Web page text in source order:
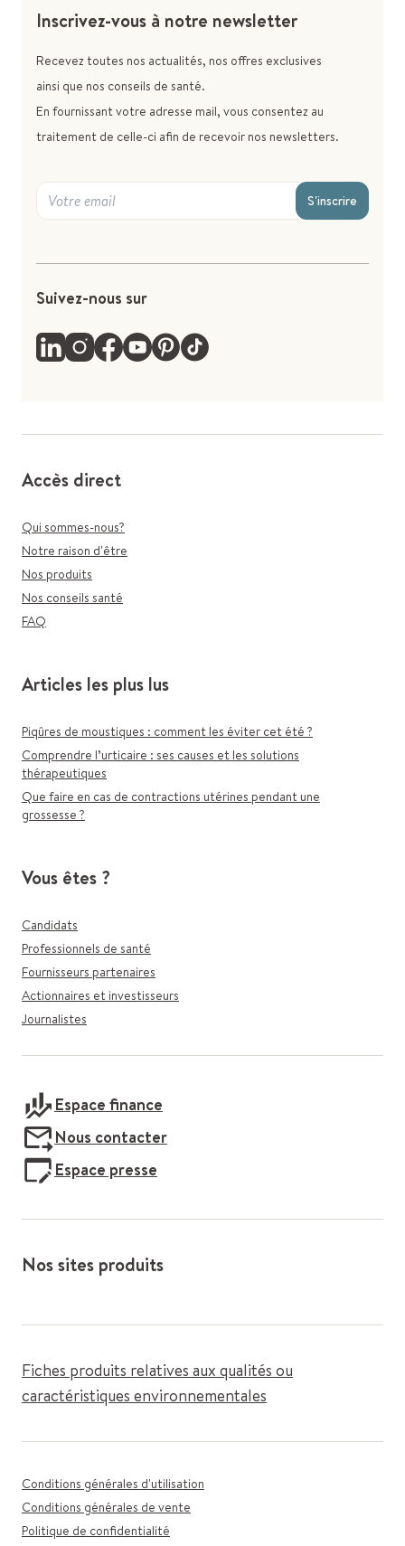
Inscrivez-vous à notre newsletter
Recevez toutes nos actualités, nos offres exclusives
ainsi que nos conseils de santé.
En fournissant votre adresse mail, vous consentez au
traitement de celle-ci afin de recevoir nos newsletters.
S'inscrire
Suivez-nous sur
Accès direct
Qui sommes-nous?
Notre raison d'être
Nos produits
Nos conseils santé
FAQ
Articles les plus lus
Piqûres de moustiques : comment les éviter cet été ?
Comprendre l’urticaire : ses causes et les solutions
thérapeutiques
Que faire en cas de contractions utérines pendant une
grossesse ?
Vous êtes ?
Candidats
Professionnels de santé
Fournisseurs partenaires
Actionnaires et investisseurs
Journalistes
Espace finance
Nous contacter
Espace presse
Nos sites produits
Fiches produits relatives aux qualités ou
caractéristiques environnementales
Conditions générales d'utilisation
Conditions générales de vente
Politique de confidentialité